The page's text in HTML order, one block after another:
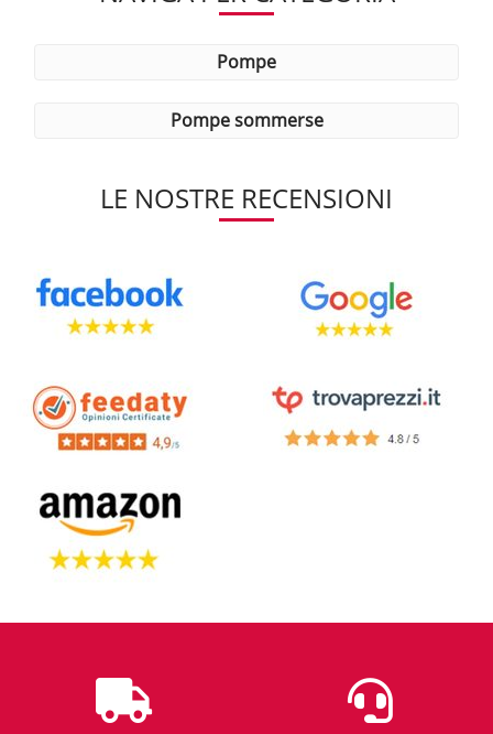
pompe
pompe sommerse
LE NOSTRE RECENSIONI